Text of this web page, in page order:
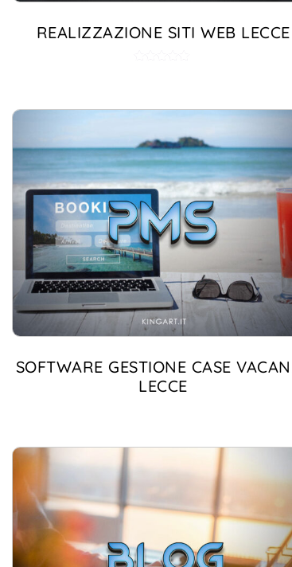
REALIZZAZIONE SITI WEB LECCE
SOFTWARE GESTIONE CASE
LECCE